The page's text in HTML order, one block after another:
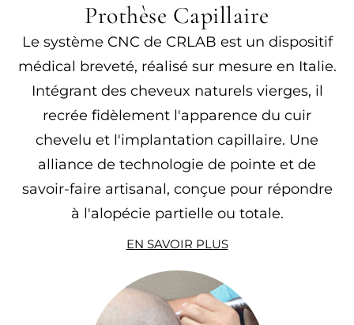
Prothèse Capillaire
Le système CNC de CRLAB est un dispositif
médical breveté, réalisé sur mesure en Italie.
Intégrant des cheveux naturels vierges, il
recrée fidèlement l'apparence du cuir
chevelu et l'implantation capillaire. Une
alliance de technologie de pointe et de
savoir-faire artisanal, conçue pour répondre
à l'alopécie partielle ou totale.
EN SAVOIR PLUS